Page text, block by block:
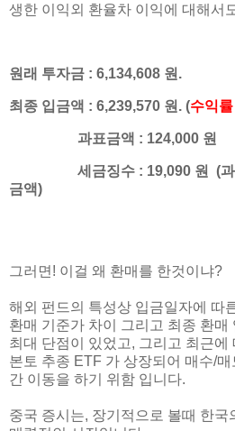
생한 이익외 환율차 이익에 대해서
원래 투자금 : 6,134,608 원.
최종 입금액 : 6,239,570 원. (수익
과표금액 : 124,000 원
세금징수 : 19,090 원 (과표
금액)
그러면! 이걸 왜 환매를 한것이냐?
해외 펀드의 특성상 입금일자에 따
환매 기준가 차이 그리고 최종 환매
최대 단점이 있었고, 그리고 최근에
본토 추종 ETF 가 상장되어 매수/
간 이동을 하기 위함 입니다.
중국 증시는, 장기적으로 볼때 한국